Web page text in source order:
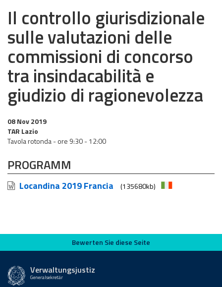
Il controllo giurisdizionale
sulle valutazioni delle
commissioni di concorso
tra insindacabilità e
giudizio di ragionevolezza
08 Nov 2019
TAR Lazio
Tavola rotonda - ore 9:30 - 12:00
PROGRAMM
Locandina 2019 Francia (135680kb)
Bewerten Sie diese Seite
Bewerten Sie diese Seite
Verwaltungsjustiz
Generalsekretär